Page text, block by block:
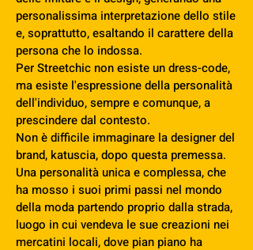
personalissima interpretazione dello stile
e, soprattutto, esaltando il carattere della
persona che lo indossa.
Per Streetchic non esiste un dress-code,
ma esiste l'espressione della personalità
dell'individuo, sempre e comunque, a
prescindere dal contesto.
Non è difficile immaginare la designer del
brand, katuscia, dopo questa premessa.
Una personalità unica e complessa, che
ha mosso i suoi primi passi nel mondo
della moda partendo proprio dalla strada,
luogo in cui vendeva le sue creazioni nei
mercatini locali, dove pian piano ha